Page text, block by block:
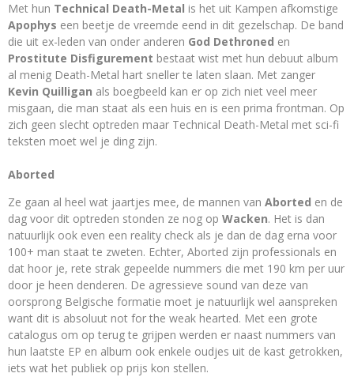
Met hun Technical Death-Metal is het uit Kampen afkomstige
Apophys een beetje de vreemde eend in dit gezelschap. De band
die uit ex-leden van onder anderen God Dethroned en
Prostitute Disfigurement bestaat wist met hun debuut album
al menig Death-Metal hart sneller te laten slaan. Met zanger
Kevin Quilligan als boegbeeld kan er op zich niet veel meer
misgaan, die man staat als een huis en is een prima frontman. Op
zich geen slecht optreden maar Technical Death-Metal met sci-fi
teksten moet wel je ding zijn.
Aborted
Ze gaan al heel wat jaartjes mee, de mannen van Aborted en de
dag voor dit optreden stonden ze nog op Wacken. Het is dan
natuurlijk ook even een reality check als je dan de dag erna voor
100+ man staat te zweten. Echter, Aborted zijn professionals en
dat hoor je, rete strak gepeelde nummers die met 190 km per uur
door je heen denderen. De agressieve sound van deze van
oorsprong Belgische formatie moet je natuurlijk wel aanspreken
want dit is absoluut not for the weak hearted. Met een grote
catalogus om op terug te grijpen werden er naast nummers van
hun laatste EP en album ook enkele oudjes uit de kast getrokken,
iets wat het publiek op prijs kon stellen.